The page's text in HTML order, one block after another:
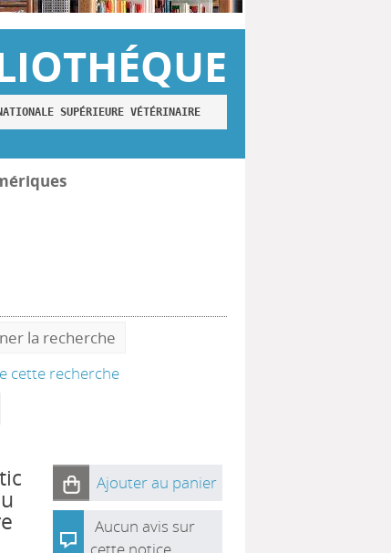
SUPÉRIEURE VÉTÉRINAIRE
la recherche
cette recherche
Ajouter au panier
Aucun avis sur